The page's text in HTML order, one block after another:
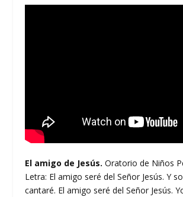
El amigo de Jesús. Oratorio de Niños
Letra: El amigo seré del Señor Jesús. Y
cantaré. El amigo seré del Señor Jesús.